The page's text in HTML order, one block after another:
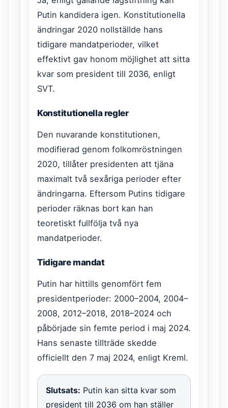
Putin kandidera igen. Konstitutionella
ändringar 2020 nollställde hans
tidigare mandatperioder, vilket
effektivt gav honom möjlighet att sitta
kvar som president till 2036, enligt
SVT.
Konstitutionella regler
Den nuvarande konstitutionen,
modifierad genom folkomröstningen
2020, tillåter presidenten att tjäna
maximalt två sexåriga perioder efter
ändringarna. Eftersom Putins tidigare
perioder räknas bort kan han
teoretiskt fullfölja två nya
mandatperioder.
Tidigare mandat
Putin har hittills genomfört fem
presidentperioder: 2000–2004, 2004–
2008, 2012–2018, 2018–2024 och
påbörjade sin femte period i maj 2024.
Hans senaste tillträde skedde
officiellt den 7 maj 2024, enligt Kreml.
Slutsats: Putin kan sitta kvar som
president till 2036 om han ställer